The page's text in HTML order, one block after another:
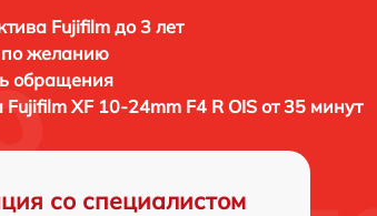
Fujifilm до 3 лет
по желанию
обращения
Fujifilm XF 10-24mm F4 R OIS от 35 минут
со специалистом